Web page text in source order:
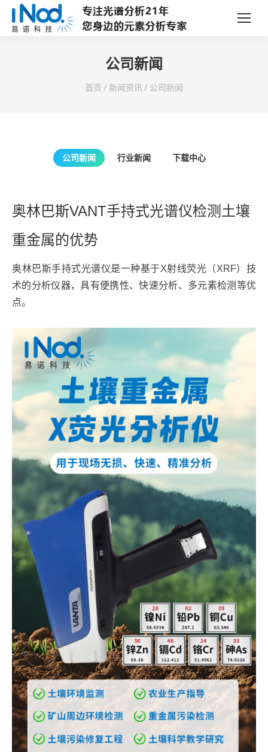
公司新闻
您在这里：
首页 / 新闻资讯 / 公司新闻
公司新闻 行业新闻 下载中心
奥林巴斯VANT手持式光谱仪检测土壤
重金属的优势
奥林巴斯手持式光谱仪是一种基于X射线荧光（XRF）技
术的分析仪器，具有便携性、快速分析、多元素检测等优
点。